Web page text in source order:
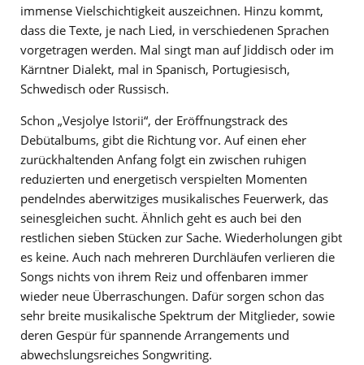
immense Vielschichtigkeit auszeichnen. Hinzu kommt,
dass die Texte, je nach Lied, in verschiedenen Sprachen
vorgetragen werden. Mal singt man auf Jiddisch oder im
Kärntner Dialekt, mal in Spanisch, Portugiesisch,
Schwedisch oder Russisch.
Schon „Vesjolye Istorii“, der Eröffnungstrack des
Debütalbums, gibt die Richtung vor. Auf einen eher
zurückhaltenden Anfang folgt ein zwischen ruhigen
reduzierten und energetisch verspielten Momenten
pendelndes aberwitziges musikalisches Feuerwerk, das
seinesgleichen sucht. Ähnlich geht es auch bei den
restlichen sieben Stücken zur Sache. Wiederholungen gibt
es keine. Auch nach mehreren Durchläufen verlieren die
Songs nichts von ihrem Reiz und offenbaren immer
wieder neue Überraschungen. Dafür sorgen schon das
sehr breite musikalische Spektrum der Mitglieder, sowie
deren Gespür für spannende Arrangements und
abwechslungsreiches Songwriting.